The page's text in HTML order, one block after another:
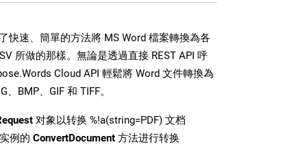
快速、簡單的方法將 MS Word 檔案轉換為各
所做的那樣。無論是透過直接 REST API 呼
Cloud API 輕鬆將 Word 文件轉換為
BMP、GIF 和 TIFF。
对象以转换 %!a(string=PDF) 文档
例的 ConvertDocument 方法进行转换